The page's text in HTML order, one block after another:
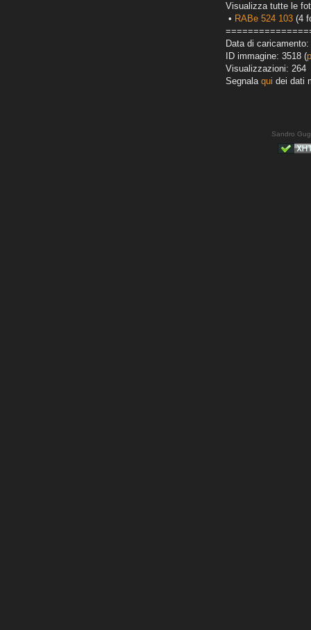
Visualizza tutte le
• RABe 524 103 (4
Data di
ID immagine: 3518 (
Visualizzazioni: 264
Segnala qui dei dati
Sandro